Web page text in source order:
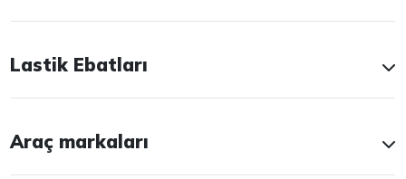
Lastik Ebatları
Araç markaları